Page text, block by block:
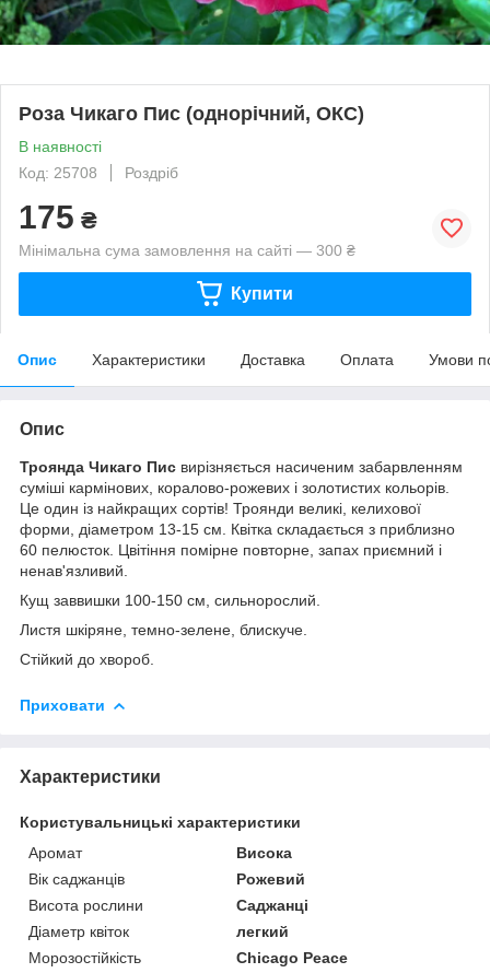
Роза Чикаго Пис (однорічний, ОКС)
В наявності
Код: 25708
Роздріб
175 ₴
Мінімальна сума замовлення на сайті — 300 ₴
Купити
Опис Характеристики Доставка Оплата Умови
Опис
Троянда Чикаго Пис вирізняється насиченим забарвленням
суміші кармінових, коралово-рожевих і золотистих кольорів.
Це один із найкращих сортів! Троянди великі, келихової
форми, діаметром 13-15 см. Квітка складається з приблизно
60 пелюсток. Цвітіння помірне повторне, запах приємний і
ненав'язливий.
Кущ заввишки 100-150 см, сильнорослий.
Листя шкіряне, темно-зелене, блискуче.
Стійкий до хвороб.
Приховати
Характеристики
Користувальницькі характеристики
Аромат
Висока
Вік саджанців
Рожевий
Висота рослини
Саджанці
Діаметр квіток
легкий
Морозостійкість
Chicago Peace